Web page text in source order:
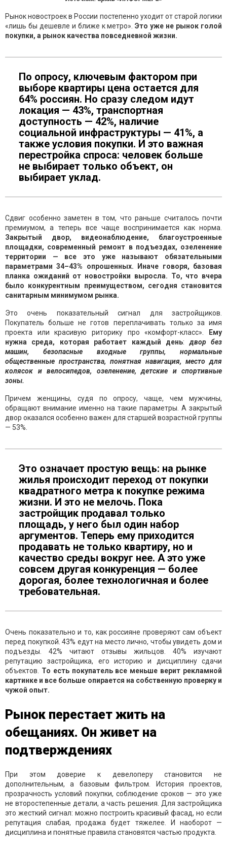
Рынок новостроек в России постепенно уходит от старой логики
«лишь бы дешевле и ближе к метро».Это уже не рынок голой
покупки, а рынок качества повседневной жизни.
По опросу, ключевым фактором при
выборе квартиры цена остается для
64% россиян. Но сразу следом идут
локация — 43%, транспортная
доступность — 42%, наличие
социальной инфраструктуры — 41%, а
также условия покупки. И это важная
перестройка спроса: человек больше
не выбирает только объект, он
выбирает уклад.
Сдвиг особенно заметен в том, что раньше считалось почти
премиумом, а теперь все чаще воспринимается как норма.
Закрытый двор, видеонаблюдение, благоустроенные
площадки, современный ремонт в подъездах, озеленение
территории — все это уже называют обязательными
параметрами 34–43% опрошенных. Иначе говоря, базовая
планка ожиданий от новостройки выросла. То, что вчера
было конкурентным преимуществом, сегодня становится
санитарным минимумом рынка.
Это очень показательный сигнал для застройщиков.
Покупатель больше не готов переплачивать только за имя
проекта или красивую риторику про «комфорт-класс».
Ему
нужна среда, которая работает каждый день:двор без
машин, безопасные входные группы, нормальные
общественные пространства, понятная навигация, место для
колясок и велосипедов, озеленение, детские и спортивные
зоны.
Причем женщины, судя по опросу, чаще, чем мужчины,
обращают внимание именно на такие параметры. А закрытый
двор оказался особенно важен для старшей возрастной группы
— 53%.
Это означает простую вещь: на рынке
жилья происходит переход от покупки
квадратного метра к покупке режима
жизни. И это не мелочь. Пока
застройщик продавал только
площадь, у него был один набор
аргументов. Теперь ему приходится
продавать не только квартиру, но и
качество среды вокруг нее. А это уже
совсем другая конкуренция — более
дорогая, более технологичная и более
требовательная.
Очень показательно и то, как россияне проверяют сам объект
перед покупкой. 43% едут на место лично, чтобы увидеть дом и
подъезды. 42% читают отзывы жильцов. 40% изучают
репутацию застройщика, его историю и дисциплину сдачи
объектов. То есть покупатель все меньше верит рекламной
картинке и все больше опирается на собственную проверку и
чужой опыт.
Рынок перестает жить на
обещаниях. Он живет на
подтверждениях
При этом доверие к девелоперу становится не
дополнительным, а базовым фильтром. История проектов,
прозрачность условий покупки, соблюдение сроков — это уже
не второстепенные детали, а часть решения. Для застройщика
это жесткий сигнал: можно построить красивый фасад, но если
репутация слабая, продажа будет тяжелее. И наоборот —
дисциплина и понятные правила становятся частью продукта.